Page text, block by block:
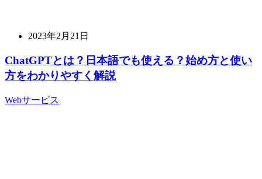
2023年2月21日
ChatGPTとは？日本語でも使える？始め方と使い
方をわかりやすく解説
Webサービス